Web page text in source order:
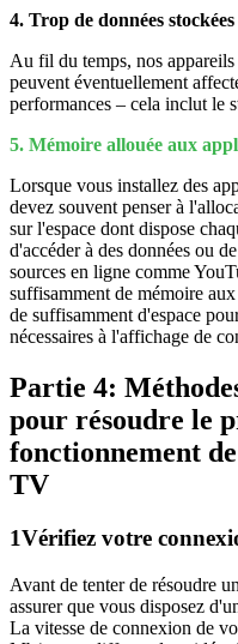
4. Trop de données
Au fil du temps, nos
peuvent éventuellement
performances – cela inclut le
5. Mémoire allouée aux
Lorsque vous installez des
devez souvent penser à
sur l'espace dont dispose
d'accéder à des données ou
sources en ligne comme
suffisamment de mémoire
de suffisamment d'espace
nécessaires à l'affichage de
Partie 4:
pour résoudre le
fonctionnement
TV
1Vérifiez votre
Avant de tenter de résoudre
assurer que vous disposez
La vitesse de connexion de